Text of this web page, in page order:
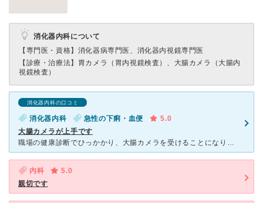
消化器内科について
【専門医・資格】 消化器病専門医、消化器内視鏡専門医
【診療・治療法】 胃カメラ（胃内視鏡検査）、大腸カメラ（大腸内
視鏡検査）
消化器内科の口コミ
消化器内科 急性の下痢・血便
5.0
大腸カメラが上手です
職場の健康診断でひっかかり、大腸カメラを受けることになりました。 大腸カメラは苦しいと聞いていて、痛みに弱い私は無事に検査できるかとても不安だったので、寝ながら検査してくれるというのをホームページで
内科
5.0
親切です